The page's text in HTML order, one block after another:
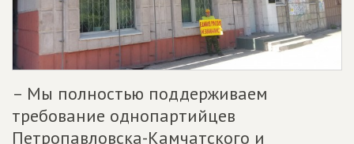
– Мы полностью поддерживаем
требование однопартийцев
Петропавловска-Камчатского и